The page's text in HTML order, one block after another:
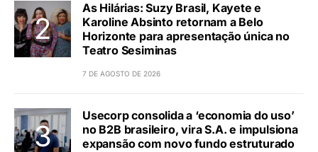
As Hilárias: Suzy Brasil, Kayete e
Karoline Absinto retornam a Belo
Horizonte para apresentação única no
Teatro Sesiminas
7 DE AGOSTO DE 2026
Usecorp consolida a ‘economia do uso’
no B2B brasileiro, vira S.A. e impulsiona
expansão com novo fundo estruturado